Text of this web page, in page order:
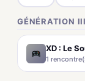
GÉNÉRATION III
XD : Le
1